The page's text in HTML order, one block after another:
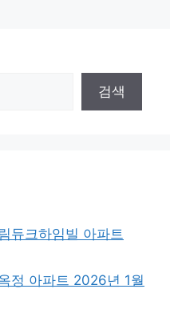
검색
듀크하임빌 아파트
정 아파트 2026년 1월